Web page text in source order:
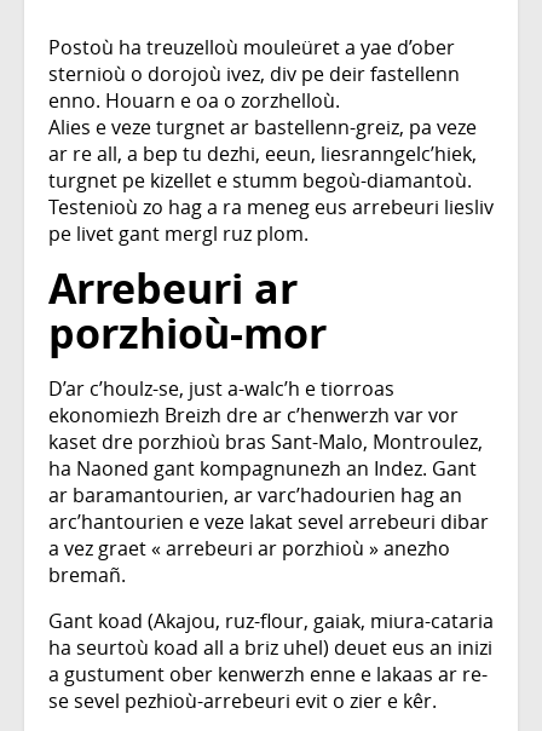
Postoù ha treuzelloù mouleüret a yae d’ober
sternioù o dorojoù ivez, div pe deir fastellenn
enno. Houarn e oa o zorzhelloù.
Alies e veze turgnet ar bastellenn-greiz, pa veze
ar re all, a bep tu dezhi, eeun, liesranngelc’hiek,
turgnet pe kizellet e stumm begoù-diamantoù.
Testenioù zo hag a ra meneg eus arrebeuri liesliv
pe livet gant mergl ruz plom.
Arrebeuri ar
porzhioù-mor
D’ar c’houlz-se, just a-walc’h e tiorroas
ekonomiezh Breizh dre ar c’henwerzh var vor
kaset dre porzhioù bras Sant-Malo, Montroulez,
ha Naoned gant kompagnunezh an Indez. Gant
ar baramantourien, ar varc’hadourien hag an
arc’hantourien e veze lakat sevel arrebeuri dibar
a vez graet « arrebeuri ar porzhioù » anezho
bremañ.
Gant koad (Akajou, ruz-flour, gaiak, miura-cataria
ha seurtoù koad all a briz uhel) deuet eus an inizi
a gustument ober kenwerzh enne e lakaas ar re-
se sevel pezhioù-arrebeuri evit o zier e kêr.